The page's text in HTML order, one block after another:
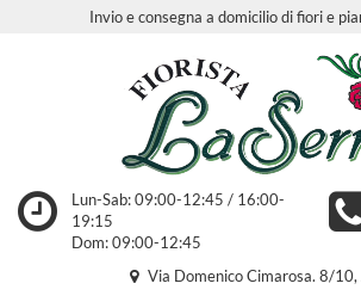
Invio e consegna a domicilio di fiori e
Lun-Sab: 09:00-12:45 / 16:00-
19:15
Dom: 09:00-12:45
Via Domenico Cimarosa. 8/10,